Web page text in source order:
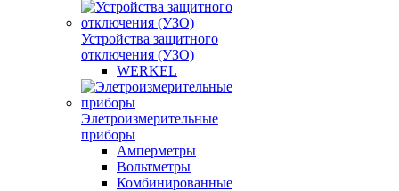
Устройства защитного
отключения (УЗО)
WERKEL
Элетроизмерительные
приборы
Амперметры
Вольтметры
Комбинированные